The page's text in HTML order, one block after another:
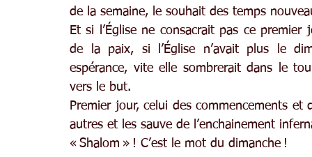
de la semaine, le souhait des temps
Et si l’Église ne consacrait pas ce
de la paix, si l’Église n’avait plus le
espérance, vite elle sombrerait dans le
vers le but.
Premier jour, celui des commencements
autres et les sauve de l’enchainement
« Shalom » ! C’est le mot du dimanche !